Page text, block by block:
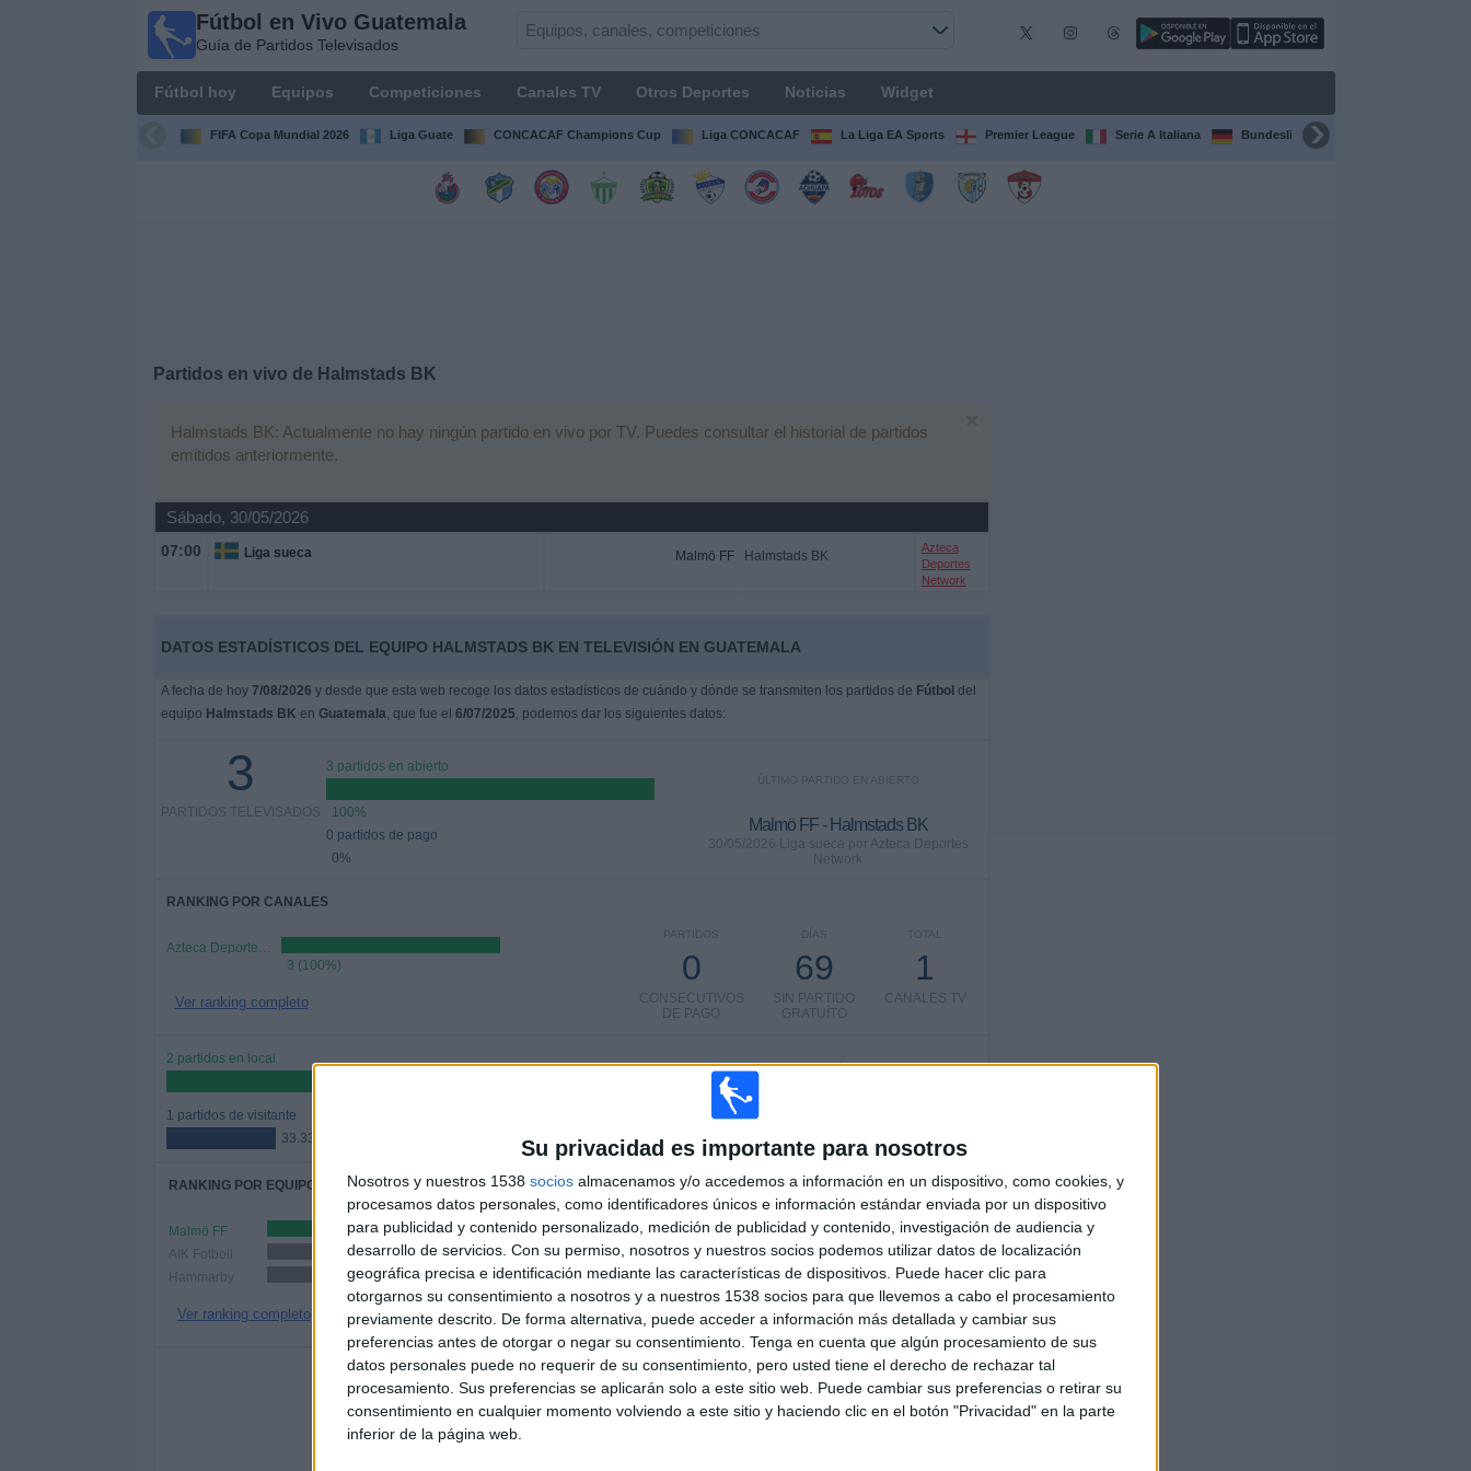
Su privacidad es importante para nosotros
Nosotros y nuestros 1538 socios almacenamos y/o accedemos a información en un dispositivo, como cookies, y
procesamos datos personales, como identificadores únicos e información estándar enviada por un dispositivo
para publicidad y contenido personalizado, medición de publicidad y contenido, investigación de audiencia y
desarrollo de servicios. Con su permiso, nosotros y nuestros socios podemos utilizar datos de localización
geográfica precisa e identificación mediante las características de dispositivos. Puede hacer clic para
otorgarnos su consentimiento a nosotros y a nuestros 1538 socios para que llevemos a cabo el procesamiento
previamente descrito. De forma alternativa, puede acceder a información más detallada y cambiar sus
preferencias antes de otorgar o negar su consentimiento. Tenga en cuenta que algún procesamiento de sus
datos personales puede no requerir de su consentimiento, pero usted tiene el derecho de rechazar tal
procesamiento. Sus preferencias se aplicarán solo a este sitio web. Puede cambiar sus preferencias o retirar su
consentimiento en cualquier momento volviendo a este sitio y haciendo clic en el botón "Privacidad" en la parte
inferior de la página web.
Fútbol en Vivo Guatemala
Guía de Partidos Televisados
Fútbol hoy Equipos Competiciones Canales TV Otros Deportes Noticias Widget
FIFA Copa Mundial 2026 Liga Guate CONCACAF Champions Cup Liga CONCACAF La Liga EA Sports Premier League Serie A Italiana Bundesliga
Partidos en vivo de Halmstads BK
Halmstads BK: Actualmente no hay ningún partido en vivo por TV. Puedes consultar el historial de partidos
emitidos anteriormente.
Sábado, 30/05/2026
07:00 Liga sueca Malmö FF Halmstads BK
Azteca
Deportes
Network
DATOS ESTADÍSTICOS DEL EQUIPO HALMSTADS BK EN TELEVISIÓN EN GUATEMALA
A fecha de hoy 7/08/2026 y desde que esta web recoge los datos estadísticos de cuándo y dónde se transmiten los partidos de Fútbol del
equipo Halmstads BK en Guatemala, que fue el 6/07/2025, podemos dar los siguientes datos:
3
PARTIDOS TELEVISADOS
3 partidos en abierto
100%
0 partidos de pago
0%
ÚLTIMO PARTIDO EN ABIERTO
Malmö FF - Halmstads BK
30/05/2026 Liga sueca por Azteca Deportes
Network
RANKING POR CANALES
Azteca Deportes Network
3 (100%)
Ver ranking completo
TOTAL
1
CANALES TV
DÍAS
69
SIN PARTIDO
GRATUÍTO
PARTIDOS
0
CONSECUTIVOS
DE PAGO
2 partidos en local
1 partidos de visitante
33.33%
TOTAL
MÁXIMO
TOTAL
1
RANKING POR EQUIPOS
Malmö FF
1 (33.33%)
AIK Fotboll
1 (33.33%)
Hammarby
1 (33.33%)
Ver ranking completo
RANKING POR COMPETICIONES
Liga sueca 3 (100%)
Ver ranking completo
Nº DE PARTIDOS POR DÍA DE LA SEMANA
MARTES
-
MIÉRCOLES
-
VIERNES DOMINGO
Fútbol en
Guatemala